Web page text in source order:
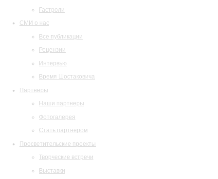
Гастроли
СМИ о нас
Все публикации
Рецензии
Интервью
Время Шостаковича
Партнеры
Наши партнеры
Фотогалерея
Стать партнером
Просветительские проекты
Творческие встречи
Выставки